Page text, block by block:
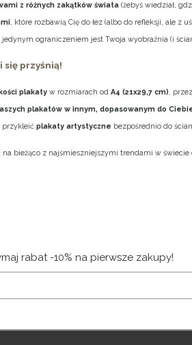
z różnych zakątków świata (żebyś wiedział,
, które rozbawią Cię do łez (albo do refleksji, ale z
ograniczeniem jest Twoja wyobraźnia (i
się przyśnią!
plakaty w rozmiarach od A4 (21x29,7 cm) , przez
plakatów w innym, dopasowanym do
przykleić plakaty artystyczne bezpośrednio do
bieżąco z najśmieszniejszymi trendami w świecie
rabat -10% na pierwsze zakupy!